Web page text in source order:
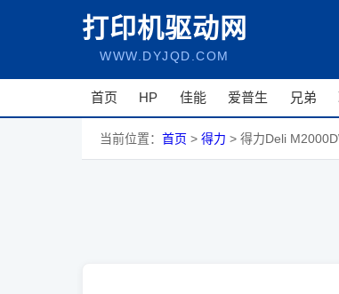
打印机驱动网
WWW.DYJQD.COM
首页 HP 佳能 爱普生 兄弟
当前位置： 首页 > 得力 > 得力Deli